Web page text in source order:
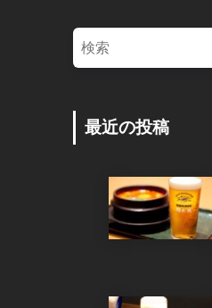
最近の投稿